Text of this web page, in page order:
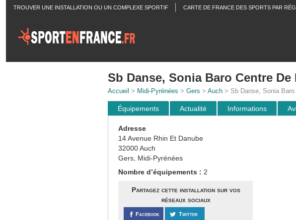
TROUVER UNE INSTALLATION OU UN COMPLEXE SPORTIF CARTE DE FRANCE DES SPORTS PAR
Sb Danse, Sonia Baro Centre De
Accueil > Midi-Pyrénées > Gers > Auch> Sb Danse, Sonia Baro
Équipements Actualité Informations
Adresse
14 Avenue Rhin Et Danube
32000 Auch
Gers, Midi-Pyrénées
Nombre d’équipements : 2
Partagez cette installation sur vos
réseaux sociaux
Facebook Twitter